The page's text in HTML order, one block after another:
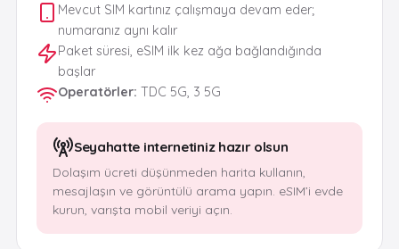
Mevcut SIM kartınız çalışmaya devam eder;
numaranız aynı kalır
Paket süresi, eSIM ilk kez ağa bağlandığında
başlar
Operatörler: TDC 5G, 3 5G
Seyahatte internetiniz hazır olsun
Dolaşım ücreti düşünmeden harita kullanın,
mesajlaşın ve görüntülü arama yapın. eSIM’i evde
kurun, varışta mobil veriyi açın.